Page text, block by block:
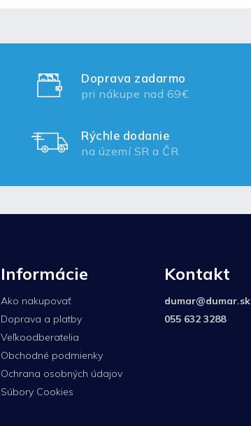
Doprava zadarmo
pri nákupe nad 69€
Rýchle dodanie
na území SR a ČR
Informácie
Ako nakupovať
Doprava a platby
Veľkoodberatelia
Obchodné podmienky
Ochrana osobných údajov
Súbory Cookies
Kontakt
dumar@dumar.sk
055 632 3288